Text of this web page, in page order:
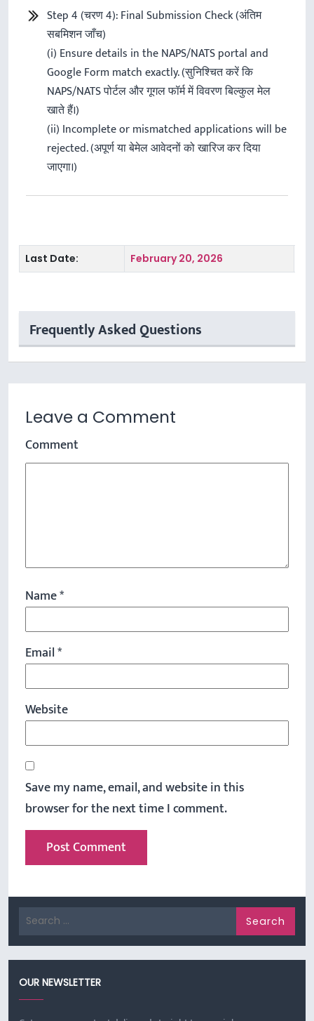
Step 4 (चरण 4): Final Submission Check (अंतिम
सबमिशन जाँच)
(i) Ensure details in the NAPS/NATS portal and
Google Form match exactly. (सुनिश्चित करें कि
NAPS/NATS पोर्टल और गूगल फॉर्म में विवरण बिल्कुल मेल
खाते हैं।)
(ii) Incomplete or mismatched applications will be
rejected. (अपूर्ण या बेमेल आवेदनों को खारिज कर दिया
जाएगा।)
Last Date: February 20, 2026
Frequently Asked Questions
Leave a Comment
Comment
Name*
Email*
Website
Save my name, email, and website in this
browser for the next time I comment.
for:
OUR NEWSLETTER